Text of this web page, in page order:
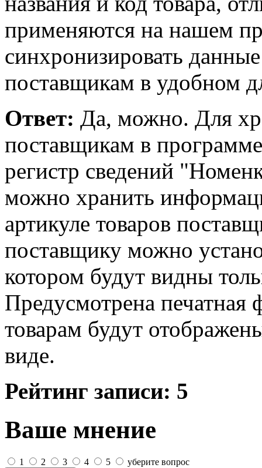
применяются на нашем
синхронизировать
поставщикам в удобном
Ответ: Да, можно. Для
поставщикам в
регистр сведений
можно хранить
артикуле товаров
поставщику можно
котором будут видны
Предусмотрена
товарам будут
виде.
Рейтинг записи: 5
Ваше мнение
1 2 3 4 5 уберите вопрос